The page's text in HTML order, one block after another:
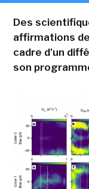
Des
affirmations
cadre d'un
son